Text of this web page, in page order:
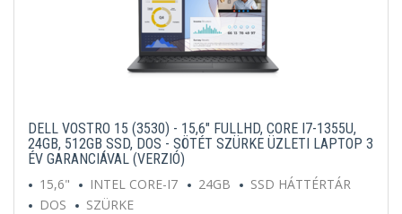
DELL VOSTRO 15 (3530) - 15,6" FULLHD, CORE I7-1355U,
24GB, 512GB SSD, DOS - SÖTÉT SZÜRKE ÜZLETI LAPTOP 3
ÉV GARANCIÁVAL (VERZIÓ)
15,6"
INTEL CORE-I7 24GB
SSD HÁTTÉRTÁR
DOS
SZÜRKE